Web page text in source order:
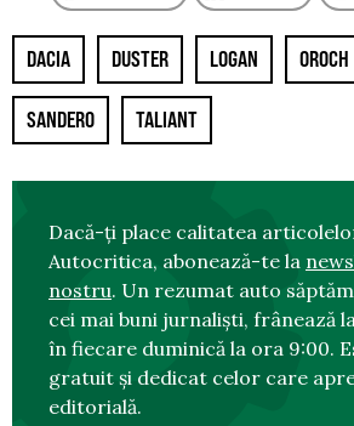
DACIA DUSTER LOGAN OROCH
SANDERO TALIANT
Dacă-ți place calitatea
Autocritica, abonează-te la
nostru. Un rezumat auto
cei mai buni jurnaliști, frânează
în fiecare duminică la ora 9:00.
gratuit și dedicat celor care
editorială.